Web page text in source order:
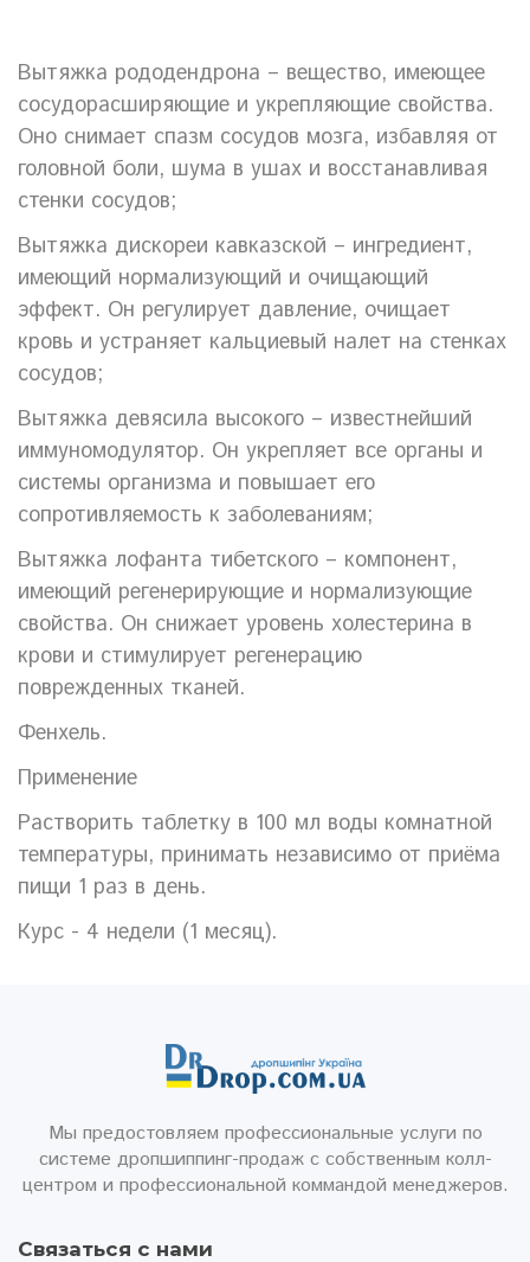
Вытяжка рододендрона – вещество, имеющее
сосудорасширяющие и укрепляющие свойства.
Оно снимает спазм сосудов мозга, избавляя от
головной боли, шума в ушах и восстанавливая
стенки сосудов;
Вытяжка дискореи кавказской – ингредиент,
имеющий нормализующий и очищающий
эффект. Он регулирует давление, очищает
кровь и устраняет кальциевый налет на стенках
сосудов;
Вытяжка девясила высокого – известнейший
иммуномодулятор. Он укрепляет все органы и
системы организма и повышает его
сопротивляемость к заболеваниям;
Вытяжка лофанта тибетского – компонент,
имеющий регенерирующие и нормализующие
свойства. Он снижает уровень холестерина в
крови и стимулирует регенерацию
поврежденных тканей.
Фенхель.
Применение
Растворить таблетку в 100 мл воды комнатной
температуры, принимать независимо от приёма
пищи 1 раз в день.
Курс - 4 недели (1 месяц).
Мы предостовляем профессиональные услуги по
системе дропшиппинг-продаж с собственным колл-
центром и профессиональной коммандой менеджеров.
Связаться с нами